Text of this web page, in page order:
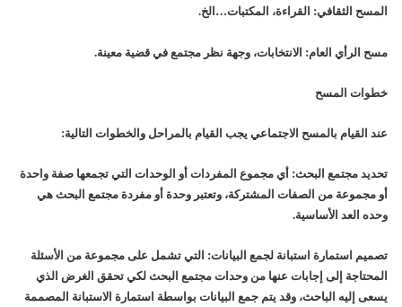
المسح الثقافي: القراءة، المكتبات…الخ.
مسح الرأي العام: الانتخابات، وجهة نظر مجتمع في قضية معينة.
خطوات المسح
عند القيام بالمسح الاجتماعي يجب القيام بالمراحل والخطوات التالية:
تحديد مجتمع البحث: أي مجموع المفردات أو الوحدات التي تجمعها صفة واحدة
أو مجموعة من الصفات المشتركة، وتعتبر وحدة أو مفردة مجتمع البحث هي
وحده العد الأساسية.
تصميم استمارة استبانة لجمع البيانات: التي تشمل على مجموعة من الأسئلة
المحتاجة إلى إجابات عنها من وحدات مجتمع البحث لكي تحقق الغرض الذي
يسعى إليه الباحث، وقد يتم جمع البيانات بواسطة استمارة الاستبانة المصممة